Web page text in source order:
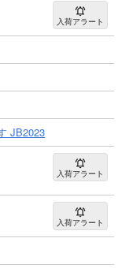
入荷アラート
JB2023
入荷アラート
入荷アラート